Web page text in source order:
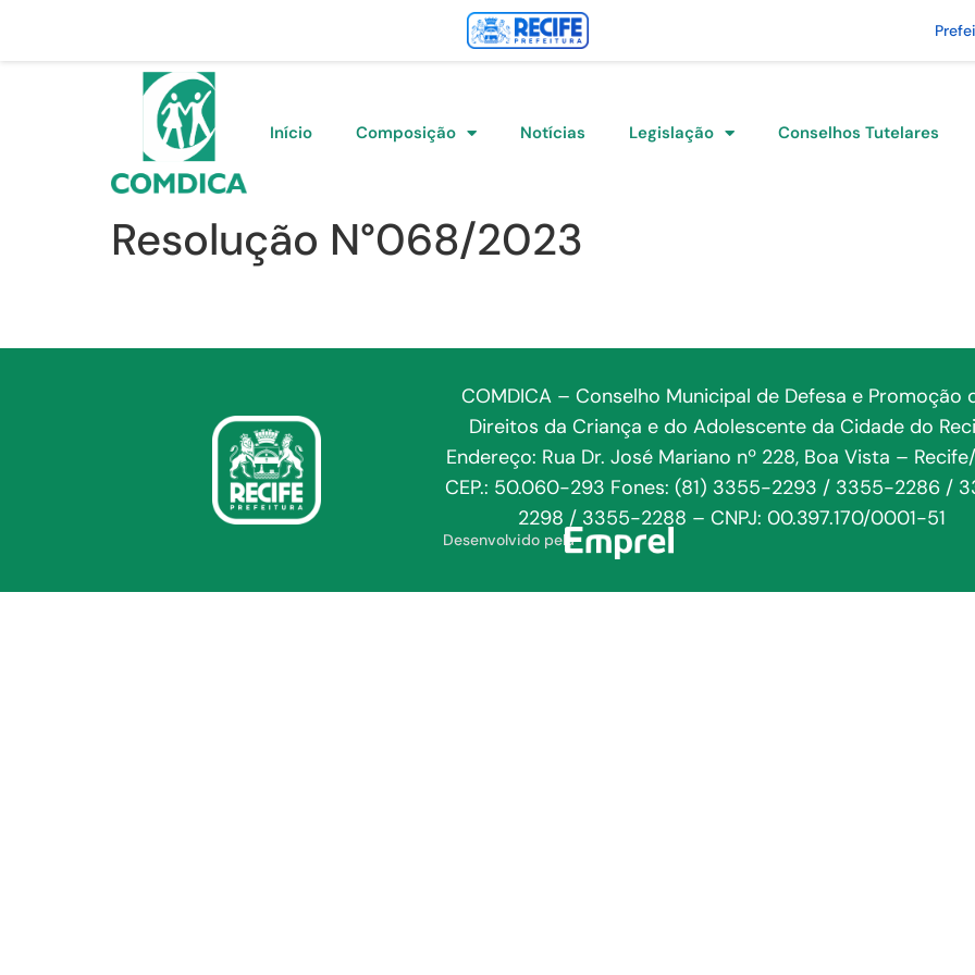
Início Composição Notícias Legislação Conselhos Tutelares
Resolução N°068/2023
COMDICA – Conselho Municipal de Defesa e Promoção
Direitos da Criança e do Adolescente da Cidade do
Endereço: Rua Dr. José Mariano nº 228, Boa Vista –
CEP.: 50.060-293 Fones: (81) 3355-2293 / 3355-2286 /
2298 / 3355-2288 – CNPJ: 00.397.170/0001-51
Desenvolvido pela